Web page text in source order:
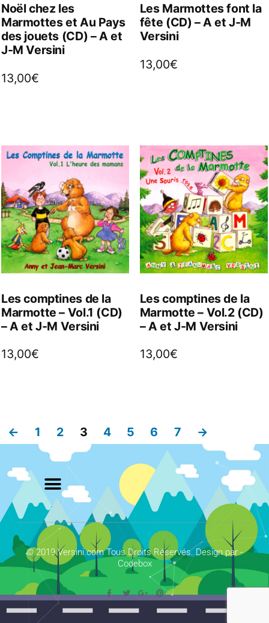
Noël chez les
Marmottes et Au Pays
des jouets (CD) – A et
J-M Versini
13,00€
Les Marmottes font la
fête (CD) – A et J-M
Versini
13,00€
Les comptines de la
Marmotte – Vol.1 (CD)
– A et J-M Versini
13,00€
Les comptines de la
Marmotte – Vol.2 (CD)
– A et J-M Versini
13,00€
← 1 2 3 4 5 6 7 →
© 2019 Versini.com Tous Droits Réservés. Design par -
Codebox